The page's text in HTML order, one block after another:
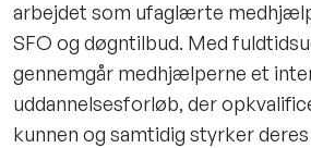
arbejdet som ufaglærte
SFO og døgntilbud. Med
gennemgår medhjælperne et
uddannelsesforløb, der
kunnen og samtidig styrker